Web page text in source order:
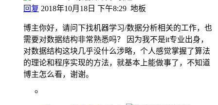
回复 2018年10月18日 下午8:29 地板
博主你好，请问下找机器学习/数据分析相关的工作，也
需要对数据结构非常熟悉吗？ 因为我不是it专业出身，
对数据结构这块几乎没什么涉略，个人感觉掌握了算法
的理论和程序实现的方法，就基本上能做事了，不知道
博主怎么看，谢谢。